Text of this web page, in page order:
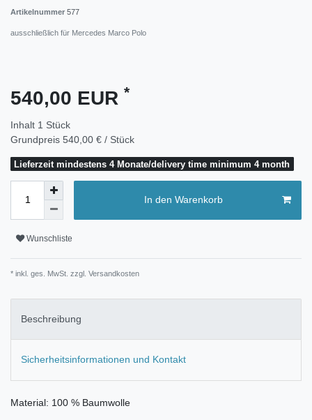
Artikelnummer 577
ausschließlich für Mercedes Marco Polo
540,00 EUR *
Inhalt 1 Stück
Grundpreis 540,00 € / Stück
Lieferzeit mindestens 4 Monate/delivery time minimum 4 month
In den Warenkorb
Wunschliste
* inkl. ges. MwSt. zzgl. Versandkosten
Beschreibung
Sicherheitsinformationen und Kontakt
Material: 100 % Baumwolle